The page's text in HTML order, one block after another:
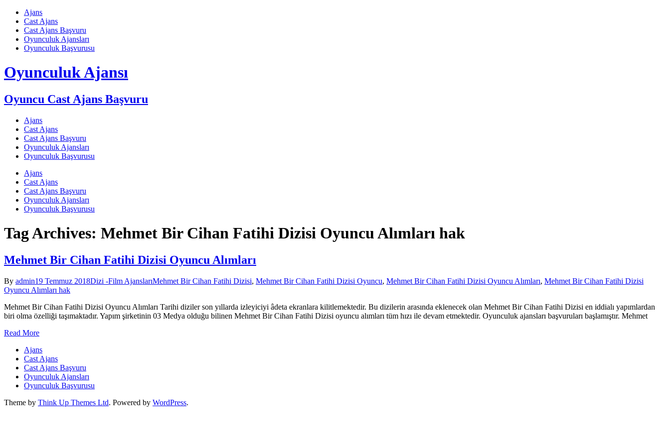
Skip
content
Ajans
Cast Ajans
Cast Ajans Başvuru
Oyunculuk Ajansları
Oyunculuk Başvurusu
Oyunculuk Ajansı
Oyuncu Cast Ajans Başvuru
Ajans
Cast Ajans
Cast Ajans Başvuru
Oyunculuk Ajansları
Oyunculuk Başvurusu
Ajans
Cast Ajans
Cast Ajans Başvuru
Oyunculuk Ajansları
Oyunculuk Başvurusu
Tag Archives: Mehmet Bir Cihan Fatihi Dizisi Oyuncu Alımları hak
Mehmet Bir Cihan Fatihi Dizisi Oyuncu Alımları
By admin19 Temmuz 2018Dizi -Film AjanslarıMehmet Bir Cihan Fatihi Dizisi, Mehmet Bir Cihan Fatihi Dizisi Oyuncu, Mehmet Bir Cihan Fatihi Dizisi Oyuncu Alımları, Mehmet Bir Cihan Fatihi Dizisi
Oyuncu Alımları hak
Mehmet Bir Cihan Fatihi Dizisi Oyuncu Alımları Tarihi diziler son yıllarda izleyiciyi âdeta ekranlara kilitlemektedir. Bu dizilerin arasında eklenecek olan Mehmet Bir Cihan Fatihi Dizisi en iddialı yapımlardan
biri olma özelliği taşımaktadır. Yapım şirketinin 03 Medya olduğu bilinen Mehmet Bir Cihan Fatihi Dizisi oyuncu alımları tüm hızı ile devam etmektedir. Oyunculuk ajansları başvuruları başlamıştır. Mehmet
Read More
Ajans
Cast Ajans
Cast Ajans Başvuru
Oyunculuk Ajansları
Oyunculuk Başvurusu
Theme by Think Up Themes Ltd. Powered by WordPress.